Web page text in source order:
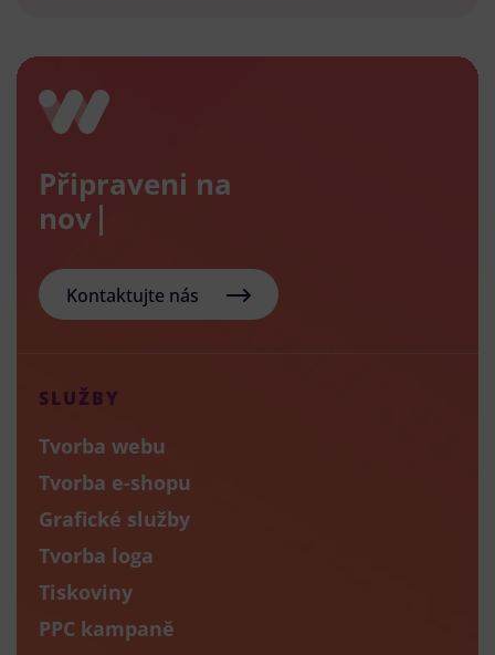
Připraveni na
nový e-sh
Kontaktujte nás
SLUŽBY
Tvorba webu
Tvorba e-shopu
Grafické služby
Tvorba loga
Tiskoviny
PPC kampaně